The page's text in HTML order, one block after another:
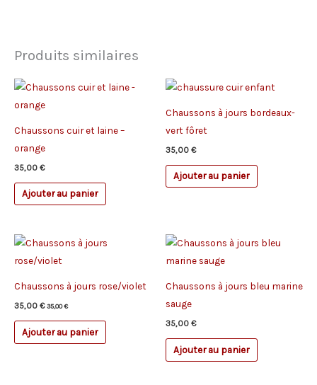
Produits similaires
Chaussons cuir et laine –
orange
35,00 €
Ajouter au panier
Chaussons à jours bordeaux-
vert fôret
35,00 €
Ajouter au panier
Chaussons à jours rose/violet
35,00 € 35,00€
Ajouter au panier
Chaussons à jours bleu marine
sauge
35,00 €
Ajouter au panier